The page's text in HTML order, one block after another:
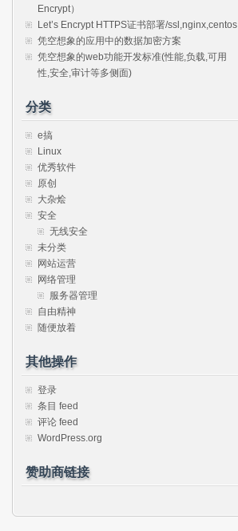
Encrypt）
Let’s Encrypt HTTPS证书部署/ssl,nginx,centos
凭空想象的应用中的数据加密方案
凭空想象的web功能开发标准(性能,负载,可用
性,安全,审计等多侧面)
分类
e搞
Linux
优秀软件
原创
大杂烩
安全
无线安全
未分类
网站运营
网络管理
服务器管理
自由精神
随便放着
其他操作
登录
条目 feed
评论 feed
WordPress.org
赞助商链接